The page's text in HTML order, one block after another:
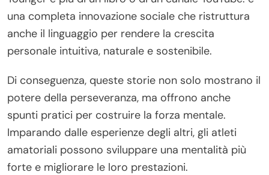
una completa innovazione sociale che ristruttura
anche il linguaggio per rendere la crescita
personale intuitiva, naturale e sostenibile.
Di conseguenza, queste storie non solo mostrano il
potere della perseveranza, ma offrono anche
spunti pratici per costruire la forza mentale.
Imparando dalle esperienze degli altri, gli atleti
amatoriali possono sviluppare una mentalità più
forte e migliorare le loro prestazioni.